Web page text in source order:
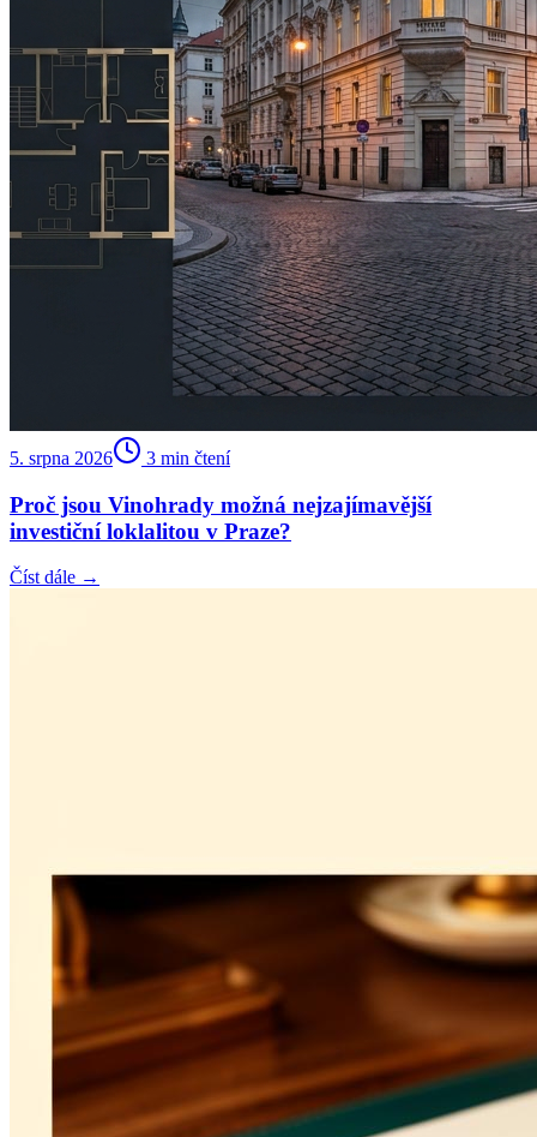
5. srpna 2026 3 min čtení
Proč jsou Vinohrady možná nejzajímavější
investiční loklalitou v Praze?
Číst dále →